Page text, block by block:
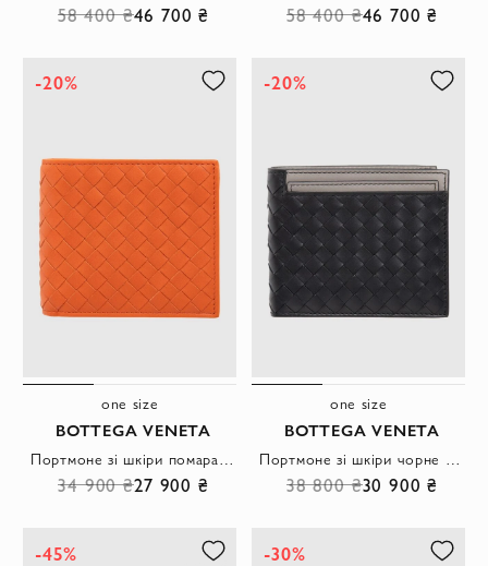
58 400 ₴46 700 ₴ 58 400 ₴46 700 ₴
-20%
one size
BOTTEGA VENETA
34 900 ₴27 900 ₴
-20%
one size
BOTTEGA VENETA
38 800 ₴30 900 ₴
-45% -30%